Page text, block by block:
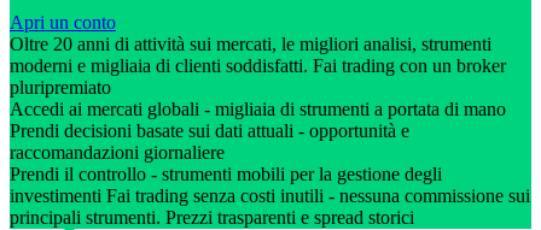
Apri un conto
Oltre 20 anni di attività sui mercati, le migliori analisi, strumenti
moderni e migliaia di clienti soddisfatti. Fai trading con un broker
pluripremiato
Accedi ai mercati globali - migliaia di strumenti a portata di mano
Prendi decisioni basate sui dati attuali - opportunità e
raccomandazioni giornaliere
Prendi il controllo - strumenti mobili per la gestione degli
investimenti Fai trading senza costi inutili - nessuna commissione sui
principali strumenti. Prezzi trasparenti e spread storici